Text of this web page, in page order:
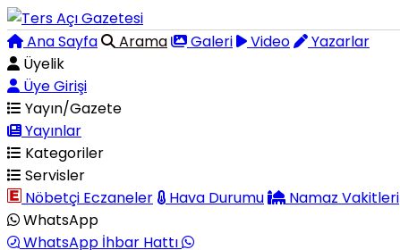
Ana Sayfa Arama Galeri Video
Yazarlar
Üyelik
Üye Girişi
Yayın/Gazete
Yayınlar
Kategoriler
Servisler
Nöbetçi Eczaneler
Hava Durumu Namaz Vakitleri
WhatsApp
WhatsApp İhbar Hattı